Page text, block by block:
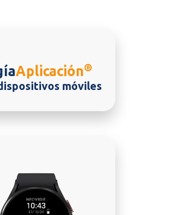
Aplicación®
móviles